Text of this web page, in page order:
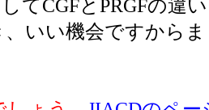
てCGFとPRGFの違
、いい機会ですから